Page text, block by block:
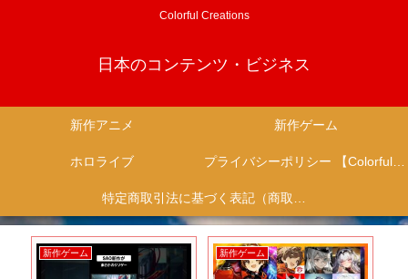
Colorful Creations
日本のコンテンツ・ビジネス
新作アニメ 新作ゲーム
ホロライブ プライバシーポリシー 【Colorful Creation】
特定商取引法に基づく表記（商取引に関する開示）
新作ゲーム 新作ゲーム